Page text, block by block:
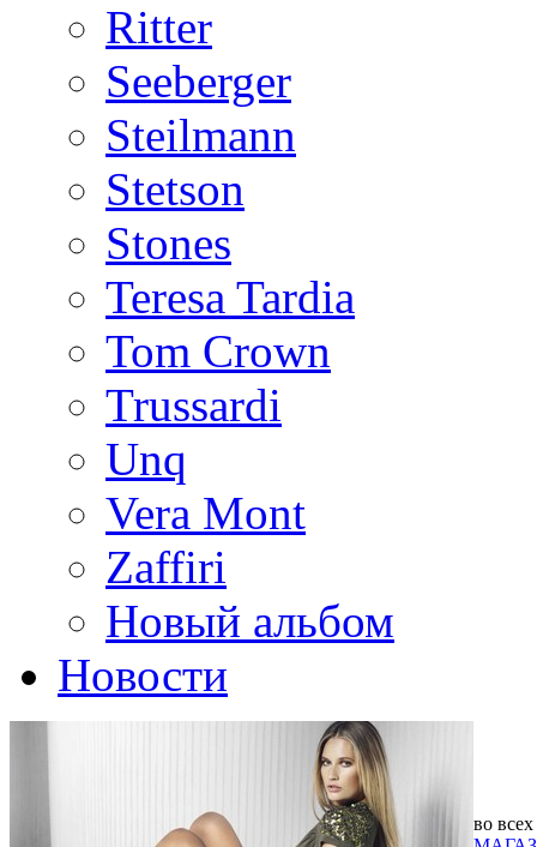
Ritter
Seeberger
Steilmann
Stetson
Stones
Teresa Tardia
Tom Crown
Trussardi
Unq
Vera Mont
Zaffiri
Новый альбом
Новости
во всех